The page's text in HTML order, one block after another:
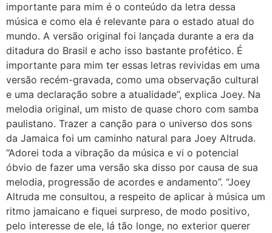
importante para mim é o conteúdo da letra dessa
música e como ela é relevante para o estado atual do
mundo. A versão original foi lançada durante a era da
ditadura do Brasil e acho isso bastante profético. É
importante para mim ter essas letras revividas em uma
versão recém-gravada, como uma observação cultural
e uma declaração sobre a atualidade”, explica Joey. Na
melodia original, um misto de quase choro com samba
paulistano. Trazer a canção para o universo dos sons
da Jamaica foi um caminho natural para Joey Altruda.
“Adorei toda a vibração da música e vi o potencial
óbvio de fazer uma versão ska disso por causa de sua
melodia, progressão de acordes e andamento”. “Joey
Altruda me consultou, a respeito de aplicar à música um
ritmo jamaicano e fiquei surpreso, de modo positivo,
pelo interesse de ele, lá tão longe, no exterior querer